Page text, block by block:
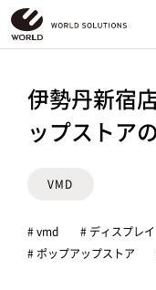
伊勢丹新宿
ップストア
VMD
# vmd # ディスプレイ
# ポップアップストア